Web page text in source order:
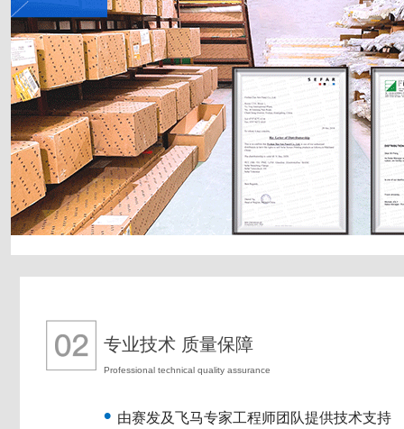
专业技术 质量保障
Professional technical quality assurance
• 由赛发及飞马专家工程师团队提供技术支持